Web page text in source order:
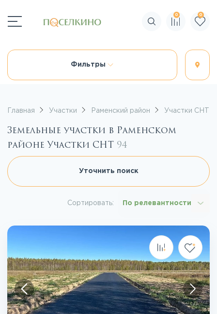
Поиск по сайту
0 0
Фильтры
Главная Участки Раменский район Участки СНТ
Земельные участки в Раменском
районе Участки СНТ 94
Уточнить поиск
Сортировать: По релевантности